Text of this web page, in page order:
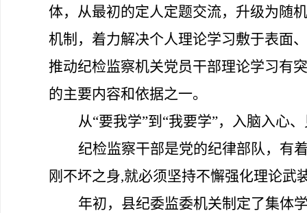
体，从最初的定人定题交流， 升级为随机
机制， 着力解决个人理论学习敷于表面
推动纪检监察机关党员干部理论学习有
的主要内容和依据之一。
从“要我学”到 “我要学”， 入脑入心
纪检监察干部是党的纪律部队，有
刚不坏之身,就必须坚持不懈强化理论武
年初，县纪委监委机关制定了集体